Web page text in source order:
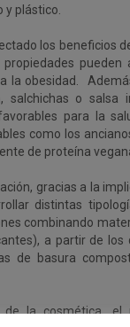
plástico.
los beneficios
la obesidad.
salchichas o salsa
para la
como los
de proteína
gracias a la
distintas
combinando
a partir de
de basura
la cosmética, el